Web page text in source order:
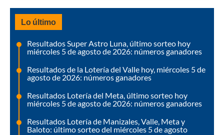
Lo último
Resultados Super Astro Luna, último sorteo hoy
miércoles 5 de agosto de 2026: números ganadores
Resultados de la Lotería del Valle hoy, miércoles 5 de
agosto de 2026: números ganadores
Resultados Lotería del Meta, último sorteo hoy
miércoles 5 de agosto de 2026: números ganadores
Resultados Lotería de Manizales, Valle, Meta y
Baloto: último sorteo del miércoles 5 de agosto